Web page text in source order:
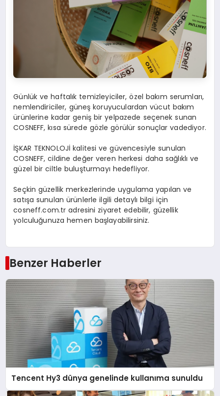
Günlük ve haftalık temizleyiciler, özel bakım serumları,
nemlendiriciler, güneş koruyuculardan vücut bakım
ürünlerine kadar geniş bir yelpazede seçenek sunan
COSNEFF, kısa sürede gözle görülür sonuçlar vadediyor.
İŞKAR TEKNOLOJİ kalitesi ve güvencesiyle sunulan
COSNEFF, cildine değer veren herkesi daha sağlıklı ve
güzel bir ciltle buluşturmayı hedefliyor.
Seçkin güzellik merkezlerinde uygulama yapılan ve
satışa sunulan ürünlerle ilgili detaylı bilgi için
cosneff.com.tr adresini ziyaret edebilir, güzellik
yolculuğunuza hemen başlayabilirsiniz.
Benzer Haberler
Tencent Hy3 dünya genelinde kullanıma sunuldu